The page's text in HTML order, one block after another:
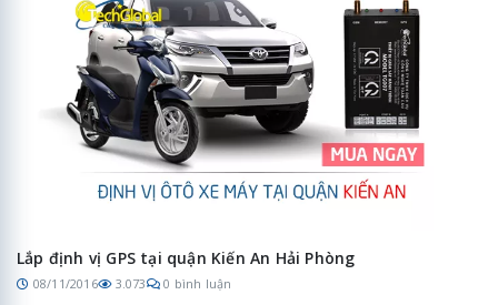
Lắp định vị GPS tại quận Kiến An Hải Phòng
08/11/2016 3.073 0 bình luận